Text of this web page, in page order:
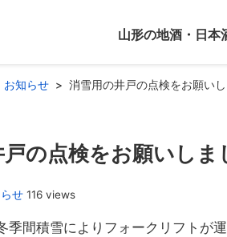
山形の地酒・日本
お知らせ 消雪用の井戸の点検をお願いし
の点検をお願いしま
せ 116 views
季間積雪によりフォークリフトが